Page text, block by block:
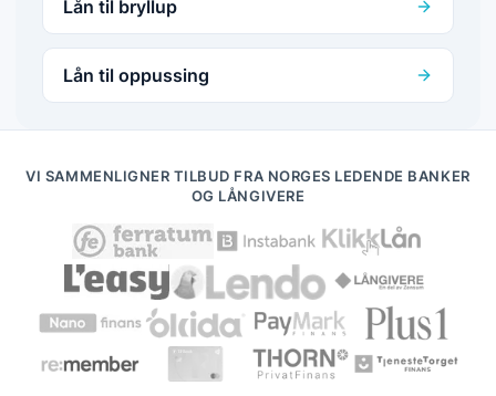
Lån til bryllup
Lån til oppussing
VI SAMMENLIGNER TILBUD FRA NORGES LEDENDE BANKER
OG LÅNGIVERE